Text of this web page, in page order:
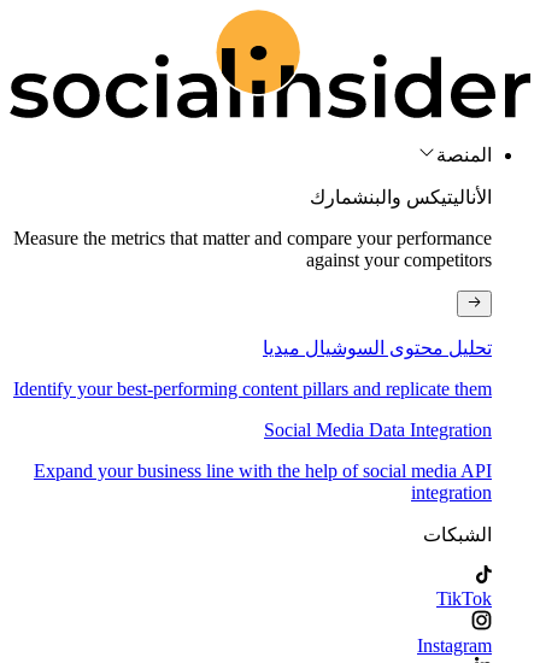
المنصة
الأناليتيكس والبنشمارك
Measure the metrics that matter and compare your performance
against your competitors
تحليل محتوى السوشيال ميديا
Identify your best-performing content pillars and replicate them
Social Media Data Integration
Expand your business line with the help of social media API
integration
الشبكات
TikTok
Instagram